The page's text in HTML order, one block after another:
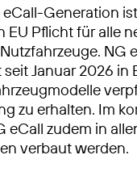
Generation
EU Pflicht für alle
NG
Januar 2026 in
zu erhalten. Im
eCall zudem in
verbaut werden.